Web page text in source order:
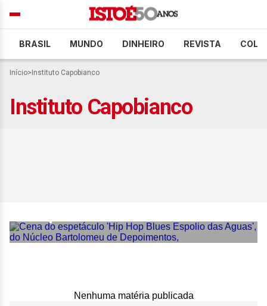
BRASIL MUNDO DINHEIRO REVISTA
Início> Instituto Capobianco
Instituto Capobianco
Nenhuma matéria publicada